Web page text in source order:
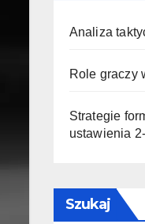
Analiza
Role graczy
Strategie
ustawienia
Szukaj